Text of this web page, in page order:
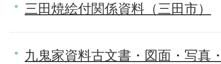
三田焼絵付関係資料（三田市）
九鬼家資料古文書・図面・写真